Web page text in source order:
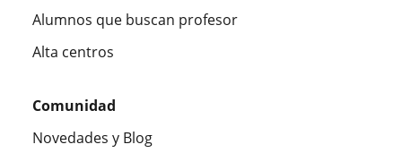
Alumnos que buscan profesor
Alta centros
Comunidad
Novedades y Blog